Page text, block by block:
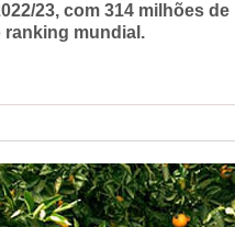
23, com 314 milhões de
ranking mundial.